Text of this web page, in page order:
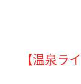
【温泉ラ